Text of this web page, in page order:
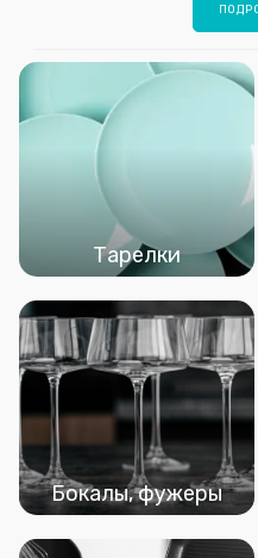
Тарелки
Бокалы, фужеры